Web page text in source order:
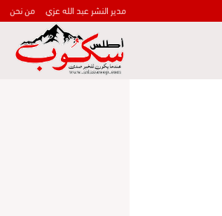
مدير النشر عبد الله عزي من نحن